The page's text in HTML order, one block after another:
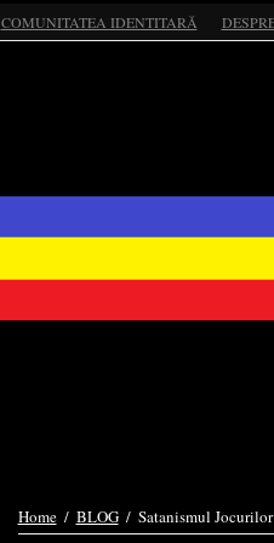
COMUNITATEA IDENTITARĂ
Home / BLOG / Satanismul